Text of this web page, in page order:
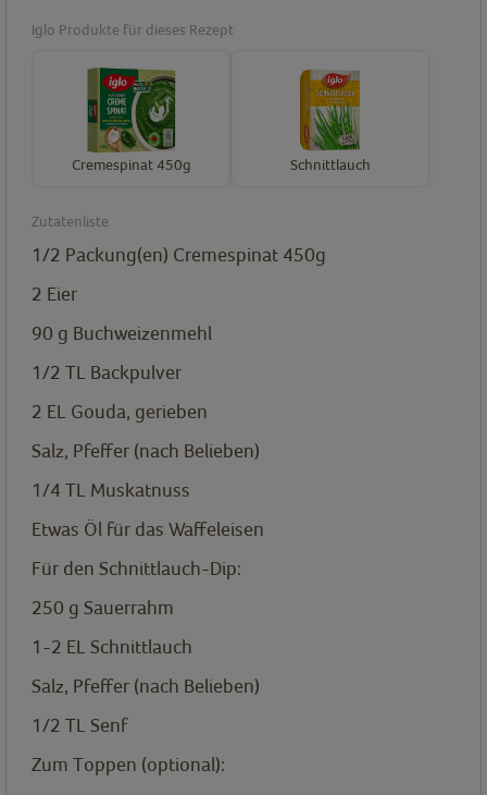
Iglo Produkte für dieses Rezept
Cremespinat 450g Schnittlauch
Zutatenliste
1/2 Packung(en) Cremespinat 450g
2 Eier
90 g Buchweizenmehl
1/2 TL Backpulver
2 EL Gouda, gerieben
Salz, Pfeffer (nach Belieben)
1/4 TL Muskatnuss
Etwas Öl für das Waffeleisen
Für den Schnittlauch-Dip:
250 g Sauerrahm
1-2 EL Schnittlauch
Salz, Pfeffer (nach Belieben)
1/2 TL Senf
Zum Toppen (optional):